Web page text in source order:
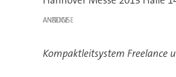
ANZEIGE
Kompaktleitsystem Freelance